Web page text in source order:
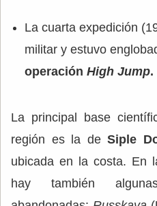
La cuarta expedición
militar y estuvo
operación High Jump.
La principal base
región es la deSiple
ubicada en la costa. En
hay también